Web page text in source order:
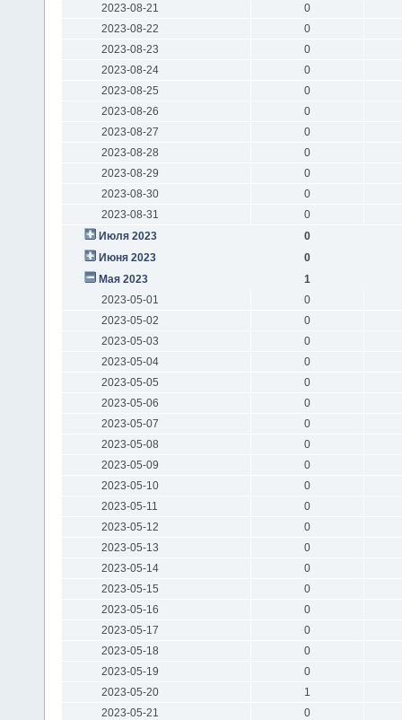
2023-08-21
0
2023-08-22
0
2023-08-23
0
2023-08-24
0
2023-08-25
0
2023-08-26
0
2023-08-27
0
2023-08-28
0
2023-08-29
0
2023-08-30
0
2023-08-31
0
Июля 2023
0
Июня 2023
0
Мая 2023
1
2023-05-01
0
2023-05-02
0
2023-05-03
0
2023-05-04
0
2023-05-05
0
2023-05-06
0
2023-05-07
0
2023-05-08
0
2023-05-09
0
2023-05-10
0
2023-05-11
0
2023-05-12
0
2023-05-13
0
2023-05-14
0
2023-05-15
0
2023-05-16
0
2023-05-17
0
2023-05-18
0
2023-05-19
0
2023-05-20
1
2023-05-21
0